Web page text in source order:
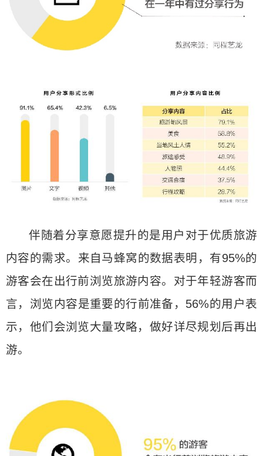
伴随着分享意愿提升的是用户对于优质旅游
内容的需求。来自马蜂窝的数据表明，有95%的
游客会在出行前浏览旅游内容。对于年轻游客而
言，浏览内容是重要的行前准备，56%的用户表
示，他们会浏览大量攻略，做好详尽规划后再出
游。